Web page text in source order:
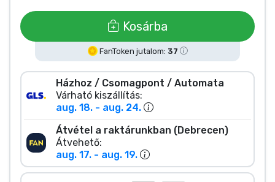
Kosárba
FanToken jutalom: 37
Házhoz / Csomagpont / Automata
Várható kiszállítás:
aug. 18. - aug. 24.
Átvétel a raktárunkban (Debrecen)
Átvehető:
aug. 17. - aug. 19.
Terméktípusok